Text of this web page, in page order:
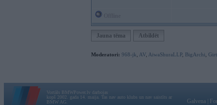
Jauna tēma Atbildēt
Moderatori: 968-jk AV AiwaShuraLLP, BigArchi
Vortāls BMWPower.lv darbojas
kopš 2002. gada 14. maija. Tas nav auto klubs un nav saistīts ar
BMW AG.
Galvena